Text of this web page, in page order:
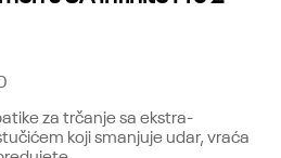
za trčanje sa ekstra-
koji smanjuje udar, vraća